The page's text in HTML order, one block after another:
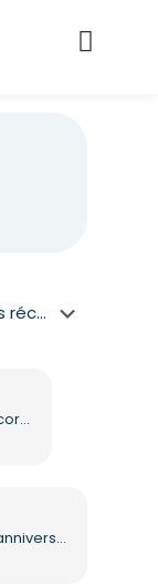
Ballon en feuille d'or numéro 0, décoration métallique brillante, PNG gratuit
Icône de célébration du 50e anniversaire d'or PNG gratuit